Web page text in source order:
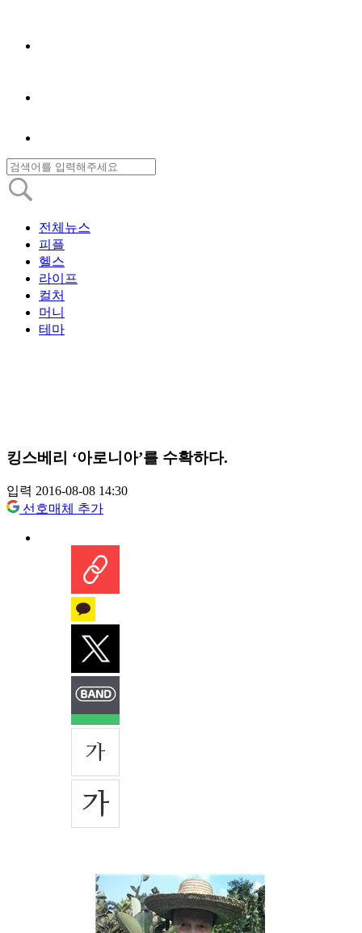
전체뉴스
피플
헬스
라이프
컬처
머니
테마
킹스베리 ‘아로니아’를 수확하다.
입력 2016-08-08 14:30
선호매체 추가